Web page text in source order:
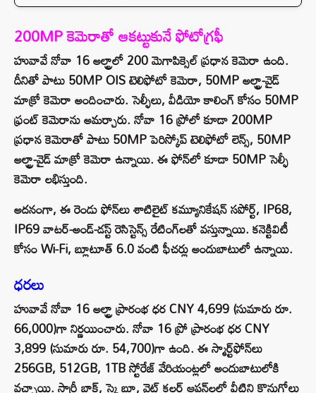
200MP కెమెరాతో ఆకట్టుకునే ఫోటోగ్రఫీ
హువావే నోవా 16 అల్ట్రాలో 200 మెగాపిక్సెల్ ప్రధాన కెమెరా ఉంది.
దీనితో పాటు 50MP OIS టెలిఫోటో కెమెరా, 50MP అల్ట్రా-వైడ్
మాక్రో కెమెరా అందించారు. సెల్ఫీలు, వీడియో కాలింగ్ కోసం 50MP
ఫ్రంట్ కెమెరాను అమర్చారు. నోవా 16 ప్రోలో కూడా 200MP
ప్రధాన కెమెరాతో పాటు 50MP పెరిస్కోప్ టెలిఫోటో లెన్స్, 50MP
అల్ట్రా-వైడ్ మాక్రో కెమెరా ఉన్నాయి. ఈ ఫోన్‌లో కూడా 50MP సెల్ఫీ
కెమెరా లభిస్తుంది.
అదనంగా, ఈ రెండు ఫోన్‌లు శాటిలైట్ కమ్యూనికేషన్ సపోర్ట్, IP68,
IP69 వాటర్-అండ్-డస్ట్ రెసిస్టెన్స్ రేటింగ్‌లతో వస్తున్నాయి. కనెక్టివిటీ
కోసం Wi-Fi, బ్లూటూత్ 6.0 వంటి ఫీచర్లు అందుబాటులో ఉన్నాయి.
ధరలు
హువావే నోవా 16 అల్ట్రా ప్రారంభ ధర CNY 4,699 (సుమారు రూ.
66,000)గా నిర్ణయించారు. నోవా 16 ప్రో ప్రారంభ ధర CNY
3,899 (సుమారు రూ. 54,700)గా ఉంది. ఈ స్మార్ట్‌ఫోన్‌లు
256GB, 512GB, 1TB స్టోరేజ్ వేరియంట్లలో అందుబాటులోకి
వచ్చాయి. స్టార్రీ బ్లాక్, స్కై బ్లూ, వైట్ కలర్ ఆప్షన్‌లలో వీటిని కొనుగోలు